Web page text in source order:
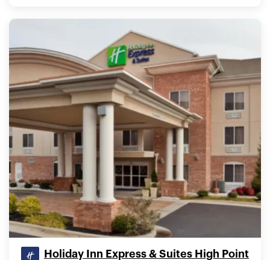
Holiday Inn Express & Suites High Point